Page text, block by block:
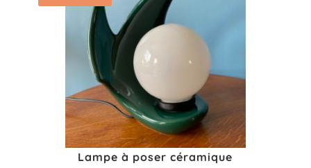
Lampe à poser céramique